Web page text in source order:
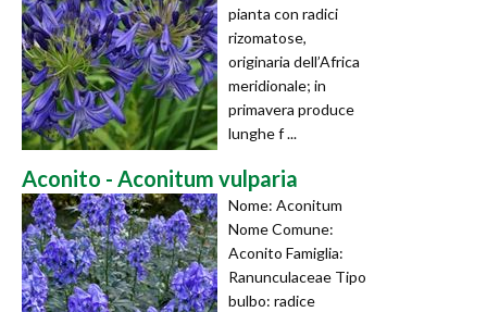
pianta con radici
rizomatose,
originaria dell’Africa
meridionale; in
primavera produce
lunghe f ...
Aconito - Aconitum vulparia
Nome: Aconitum
Nome Comune:
Aconito Famiglia:
Ranunculaceae Tipo
bulbo: radice